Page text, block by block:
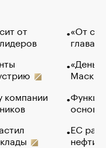
от
компании
«От
глава
Маск в
основ
ЕС
нефти